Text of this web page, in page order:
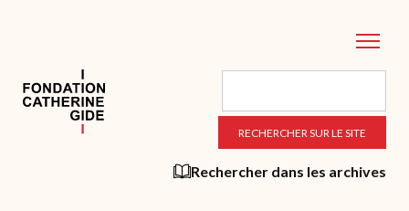
principal
Rechercher dans les archives